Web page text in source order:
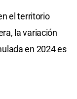
el territorio
la variación
en 2024 es